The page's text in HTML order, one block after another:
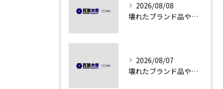
2026/08/08
壊れたブランド品や汚れアクセサリーの買取価値解説
2026/08/07
壊れたブランド品や古物の価値を見極める秘訣